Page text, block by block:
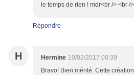
le temps de rien ! mdr<br /> <br /
Répondre
H Hermine 10/02/2017 00:39
Bravo! Bien mérité. Cette